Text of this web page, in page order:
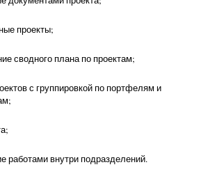
проекты;
сводного плана по проектам;
с группировкой по портфелям и
работами внутри подразделений.